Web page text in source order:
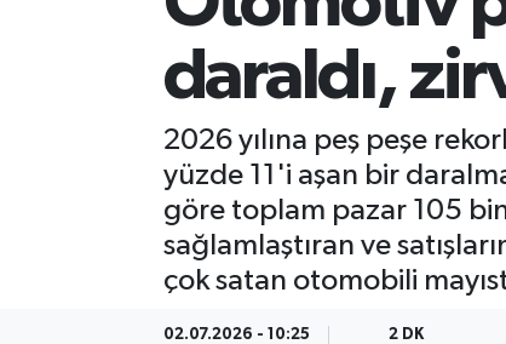
daraldı,
2026 yılına peş peşe
yüzde 11'i aşan bir
göre toplam pazar 105
sağlamlaştıran ve
çok satan otomobili
02.07.2026 - 10:25 2 DK